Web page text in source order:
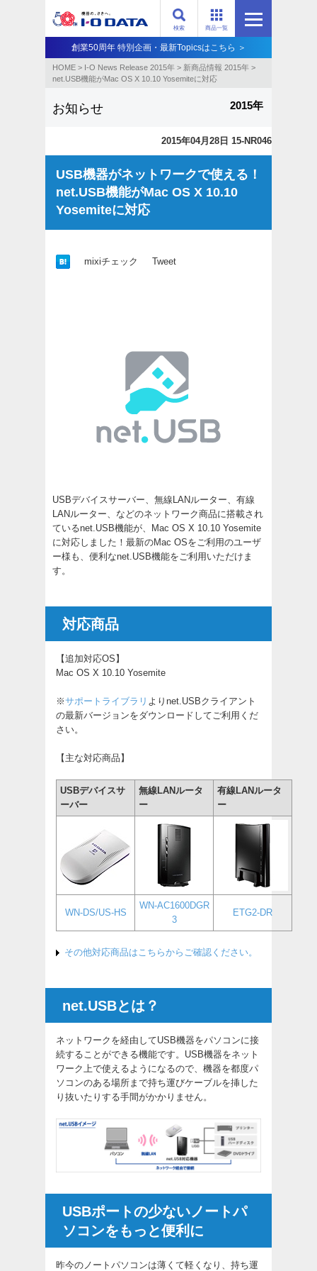
商品一覧
検索
創業50周年 特別企画・最新Topicsはこちら ＞
HOME > I-O News Release 2015年 > 新商品情報 2015年 >
net.USB機能がMac OS X 10.10 Yosemiteに対応
お知らせ 2015年
2015年04月28日 15-NR046
USB機器がネットワークで使える！
net.USB機能がMac OS X 10.10
Yosemiteに対応
mixiチェック Tweet
USBデバイスサーバー、無線LANルーター、有線
LANルーター、などのネットワーク商品に搭載され
ているnet.USB機能が、Mac OS X 10.10 Yosemite
に対応しました！最新のMac OSをご利用のユーザ
ー様も、便利なnet.USB機能をご利用いただけま
す。
対応商品
【追加対応OS】
Mac OS X 10.10 Yosemite
※サポートライブラリ よりnet.USBクライアント
の最新バージョンをダウンロードしてご利用くだ
さい。
【主な対応商品】
USBデバイスサ
ーバー
無線LANルータ
ー
有線LANルータ
ー
WN-DS/US-HS
WN-AC1600DGR
3
ETG2-DR
その他対応商品はこちらからご確認ください。
net.USBとは？
ネットワークを経由してUSB機器をパソコンに接
続することができる機能です。USB機器をネット
ワーク上で使えるようになるので、機器を都度パ
ソコンのある場所まで持ち運びケーブルを挿した
り抜いたりする手間がかかりません。
USBポートの少ないノートパ
ソコンをもっと便利に
昨今のノートパソコンは薄くて軽くなり、持ち運